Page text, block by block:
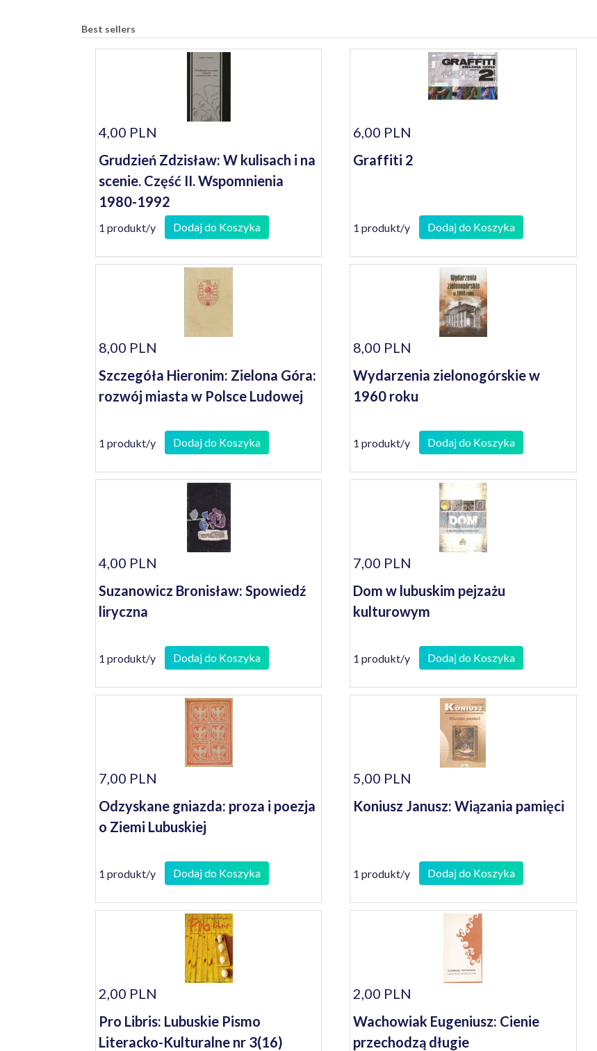
Best sellers
4,00 PLN
Grudzień Zdzisław: W kulisach i na
scenie. Część II. Wspomnienia
1980-1992
1 produkt/y Dodaj do Koszyka
6,00 PLN
Graffiti 2
1 produkt/y Dodaj do Koszyka
8,00 PLN
Szczegóła Hieronim: Zielona Góra:
rozwój miasta w Polsce Ludowej
1 produkt/y Dodaj do Koszyka
8,00 PLN
Wydarzenia zielonogórskie w
1960 roku
1 produkt/y Dodaj do Koszyka
4,00 PLN
Suzanowicz Bronisław: Spowiedź
liryczna
1 produkt/y Dodaj do Koszyka
7,00 PLN
Dom w lubuskim pejzażu
kulturowym
1 produkt/y Dodaj do Koszyka
7,00 PLN
Odzyskane gniazda: proza i poezja
o Ziemi Lubuskiej
1 produkt/y Dodaj do Koszyka
5,00 PLN
Koniusz Janusz: Wiązania pamięci
1 produkt/y Dodaj do Koszyka
2,00 PLN
Pro Libris: Lubuskie Pismo
Literacko-Kulturalne nr 3(16)
2,00 PLN
Wachowiak Eugeniusz: Cienie
przechodzą długie